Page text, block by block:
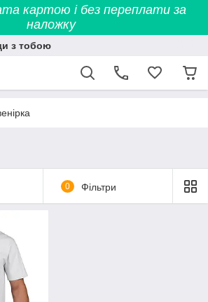
картою і без переплати за
наложку
з тобою
0 Фільтри